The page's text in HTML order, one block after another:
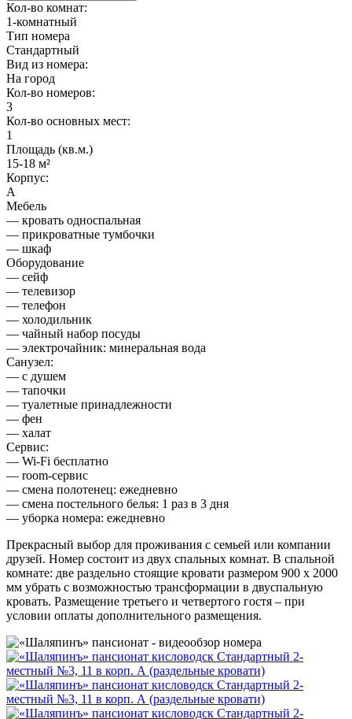
Кол-во комнат:
1-комнатный
Тип номера
Стандартный
Вид из номера:
На город
Кол-во номеров:
3
Кол-во основных мест:
1
Площадь (кв.м.)
15-18 м²
Корпус:
А
Мебель
— кровать односпальная
— прикроватные тумбочки
— шкаф
Оборудование
— сейф
— телевизор
— телефон
— холодильник
— чайный набор посуды
— электрочайник: минеральная вода
Санузел:
— с душем
— тапочки
— туалетные принадлежности
— фен
— халат
Сервис:
— Wi-Fi бесплатно
— room-сервис
— смена полотенец: ежедневно
— смена постельного белья: 1 раз в 3 дня
— уборка номера: ежедневно
Прекрасный выбор для проживания с семьей или компании
друзей. Номер состоит из двух спальных комнат. В спальной
комнате: две раздельно стоящие кровати размером 900 х 2000
мм убрать с возможностью трансформации в двуспальную
кровать. Размещение третьего и четвертого гостя – при
условии оплаты дополнительного размещения.